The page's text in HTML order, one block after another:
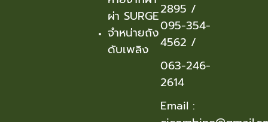
ผ่า SURGE
จำหน่ายถัง
ดับเพลิง
2895 /
095-354-
4562 /
063-246-
2614
Email :